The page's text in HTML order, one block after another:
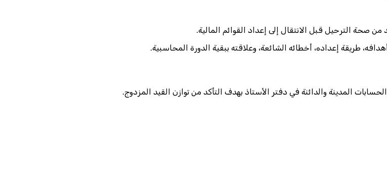
صحة الترحيل قبل الانتقال إلى إعداد القوائم المالية.
طريقة إعداده، أخطائه الشائعة، وعلاقته ببقية الدورة المحاسبية.
المدينة والدائنة في دفتر الأستاذ بهدف التأكد من توازن القيد المزدوج.